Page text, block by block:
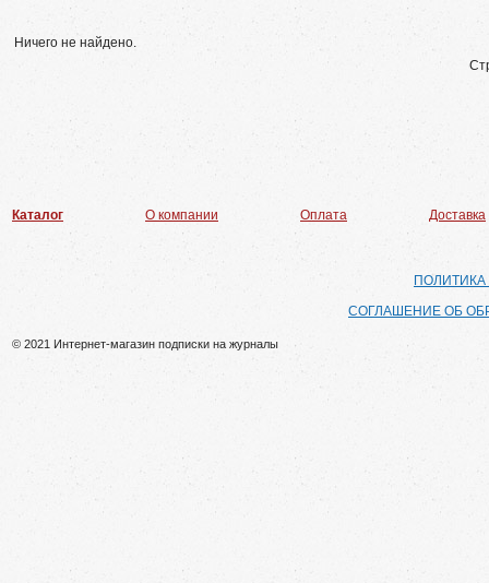
Ничего не найдено.
Каталог О компании Оплата Доставка
СОГЛАШЕНИЕ ОБ
© 2021 Интернет-магазин подписки на журналы